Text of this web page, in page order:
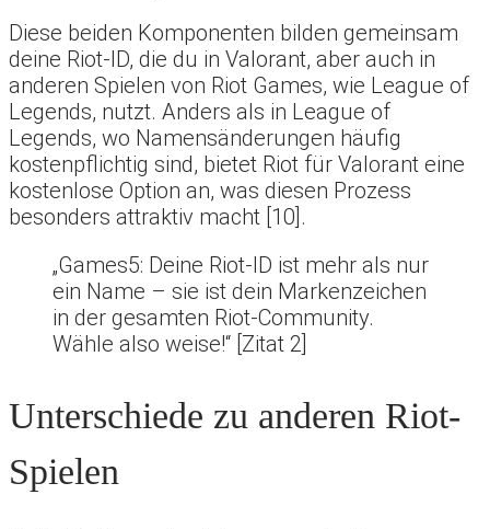
Diese beiden Komponenten bilden gemeinsam
deine Riot-ID, die du in Valorant, aber auch in
anderen Spielen von Riot Games, wie League of
Legends, nutzt. Anders als in League of
Legends, wo Namensänderungen häufig
kostenpflichtig sind, bietet Riot für Valorant eine
kostenlose Option an, was diesen Prozess
besonders attraktiv macht [10].
„Games5: Deine Riot-ID ist mehr als nur
ein Name – sie ist dein Markenzeichen
in der gesamten Riot-Community.
Wähle also weise!“ [Zitat 2]
Unterschiede zu anderen Riot-
Spielen